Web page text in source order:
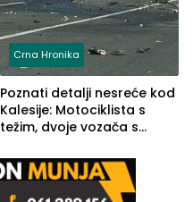
Crna Hronika
Poznati detalji nesreće kod
Kalesije: Motociklista s
težim, dvoje vozača s